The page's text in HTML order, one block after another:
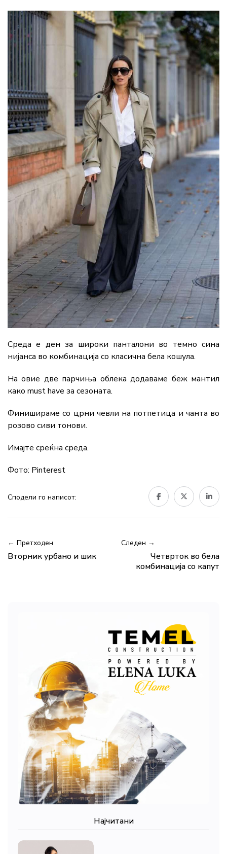
Среда е ден за широки панталони во темно сина
нијанса во комбинација со класична бела кошула.
На овие две парчиња облека додаваме беж мантил
како must have за сезоната.
Финишираме со црни чевли на потпетица и чанта во
розово сиви тонови.
Имајте среќна среда.
Фото: Pinterest
Сподели го написот:
← Претходен
Вторник урбано и шик
Следен →
Четврток во бела
комбинација со капут
Најчитани